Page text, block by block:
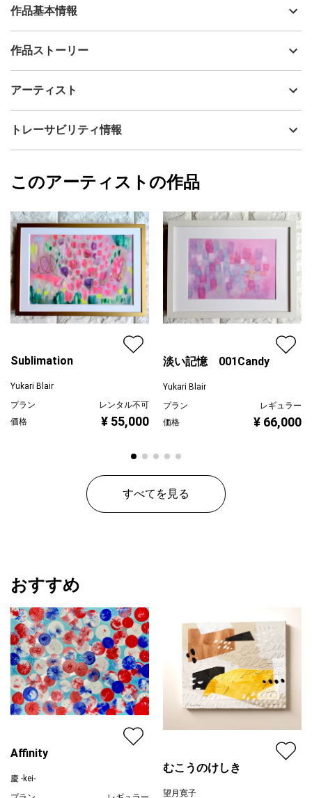
作品基本情報
出品者
制作年
クレヨン・鉛筆・ペン
カラー
青
ジャンル
動物・生き物
配送目安
二週間以内
作品ストーリー
北の大地にワクワクして小樽の街をお散歩しました。運河沿いで
に歩いてくれているかのような温かい幻想的なイメージが浮かび
冷たさの中にある温もり。
静寂の中にある生命の気配。
こちらの作品はアート活動比較的初期の頃の作品です。どこか
初々しい感性を好まれる方に特にオススメしたい1枚です。
・ご注文時の額の在庫状況により画像と違う額になる場合がござ
います。その場合も作品に合う額をセレクトしお届けいたしま
す。(原画サイズはB5です)
・お使いのモニター環境によっては画像と実際のお色味に多少の
違いがある場合がございます。
・反射防止のためアクリル板を外して撮影しております。
アーティスト
Yukari Blair
フォローする
トレーサビリティ情報
Yukari Blair
このアーティストの作品
Sublimation
Yukari Blair
プラン
レンタル不可
価格
¥ 55,000
淡い記憶 001Candy
Yukari Blair
プラン
レギュラー
価格
¥ 66,000
すべてを見る
おすすめ
Affinity
慶 -kei-
むこうのけしき
望月寛子